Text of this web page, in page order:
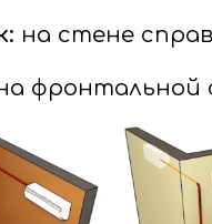
на стене
фронтальной